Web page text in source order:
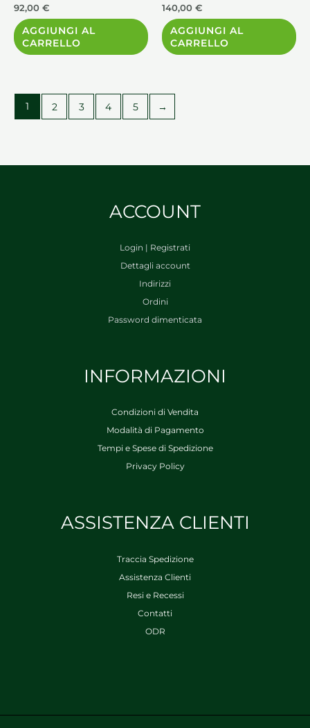
92,00 €
AGGIUNGI AL
CARRELLO
140,00 €
AGGIUNGI AL
CARRELLO
1 2 3 4 5 →
ACCOUNT
Login | Registrati
Dettagli account
Indirizzi
Ordini
Password dimenticata
INFORMAZIONI
Condizioni di Vendita
Modalità di Pagamento
Tempi e Spese di Spedizione
Privacy Policy
ASSISTENZA CLIENTI
Traccia Spedizione
Assistenza Clienti
Resi e Recessi
Contatti
ODR